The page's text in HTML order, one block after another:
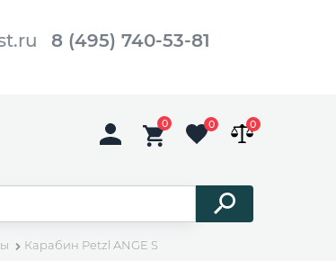
8 (495) 740-53-81
0 0 0
Карабин Petzl ANGE S